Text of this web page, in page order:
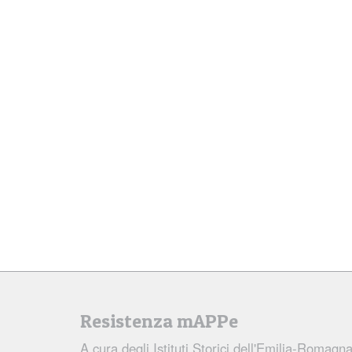
Resistenza mAPPe
A cura degli Istituti Storici dell'Emilia-Romagna